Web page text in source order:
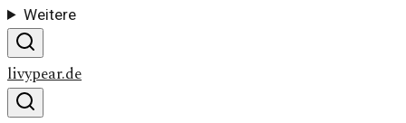
Weitere
livypear.de